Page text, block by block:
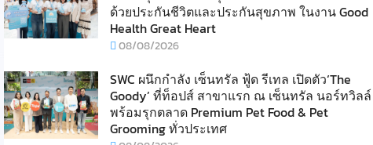
ด้วยประกันชีวิตและประกันสุขภาพ ในงาน Good
Health Great Heart
08/08/2026
SWC ผนึกกำลัง เซ็นทรัล ฟู้ด รีเทล เปิดตัว‘The
Goody’ ที่ท็อปส์ สาขาแรก ณ เซ็นทรัล นอร์ทวิลล์
พร้อมรุกตลาด Premium Pet Food & Pet
Grooming ทั่วประเทศ